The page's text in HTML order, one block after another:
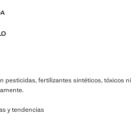
pesticidas, fertilizantes sintéticos, tóxicos ni
y tendencias